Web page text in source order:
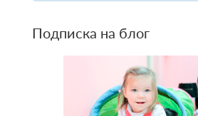
Подписка на блог